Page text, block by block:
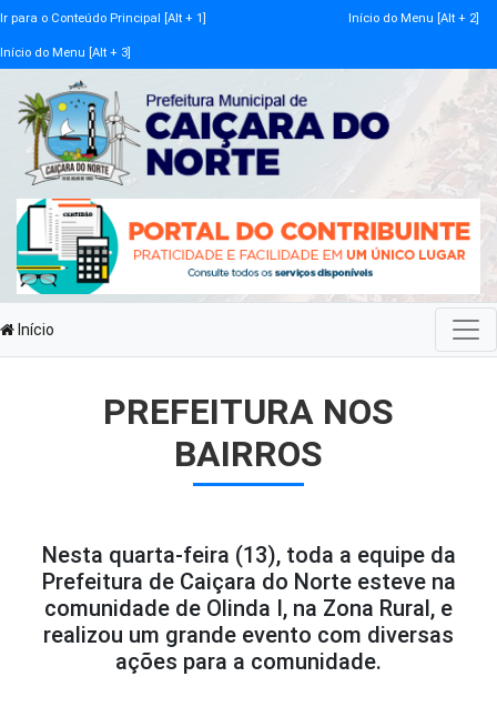
Ir para o Conteúdo Principal [Alt + 1] Início do Menu [Alt + 2]
Início do Menu [Alt + 3]
Início
PREFEITURA NOS
BAIRROS
Nesta quarta-feira (13), toda a equipe da
Prefeitura de Caiçara do Norte esteve na
comunidade de Olinda I, na Zona Rural, e
realizou um grande evento com diversas
ações para a comunidade.